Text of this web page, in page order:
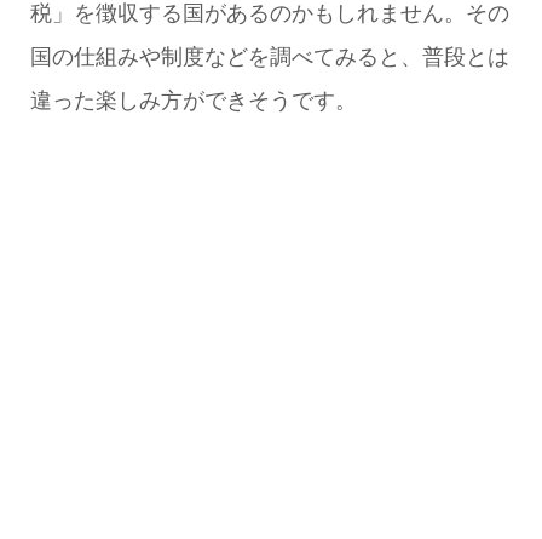
税」を徴収する国があるのかもしれません。その
国の仕組みや制度などを調べてみると、普段とは
違った楽しみ方ができそうです。